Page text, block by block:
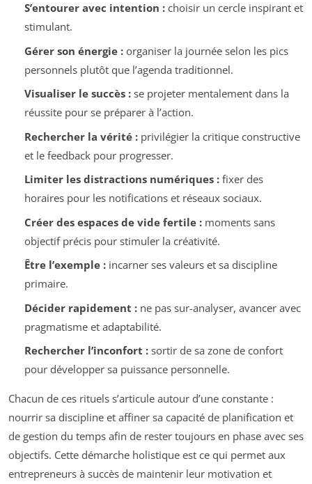
S’entourer avec intention :choisir un cercle inspirant et
stimulant.
Gérer son énergie :organiser la journée selon les pics
personnels plutôt que l’agenda traditionnel.
Visualiser le succès :se projeter mentalement dans la
réussite pour se préparer à l’action.
Rechercher la vérité :privilégier la critique constructive
et le feedback pour progresser.
Limiter les distractions numériques :fixer des
horaires pour les notifications et réseaux sociaux.
Créer des espaces de vide fertile :moments sans
objectif précis pour stimuler la créativité.
Être l’exemple :incarner ses valeurs et sa discipline
primaire.
Décider rapidement :ne pas sur-analyser, avancer avec
pragmatisme et adaptabilité.
Rechercher l’inconfort :sortir de sa zone de confort
pour développer sa puissance personnelle.
Chacun de ces rituels s’articule autour d’une constante :
nourrir sa discipline et affiner sa capacité de planification et
de gestion du temps afin de rester toujours en phase avec ses
objectifs. Cette démarche holistique est ce qui permet aux
entrepreneurs à succès de maintenir leur motivation et